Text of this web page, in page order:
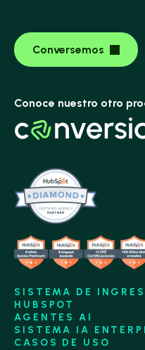
Conversemos
Conoce nuestro otro
SISTEMA DE
HUBSPOT
AGENTES AI
SISTEMA IA
CASOS DE USO